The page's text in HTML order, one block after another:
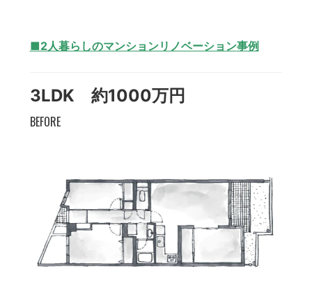
■2人暮らしのマンションリノベーション事例
3LDK 約1000万円
BEFORE